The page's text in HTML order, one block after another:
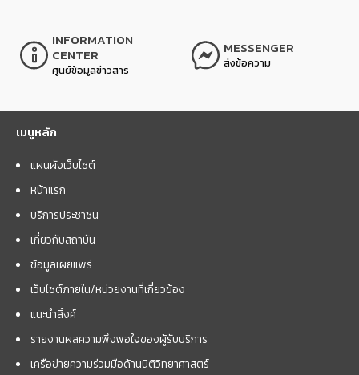
INFORMATION
CENTER
ศูนย์ข้อมูลข่าวสาร
MESSENGER
ส่งข้อความ
เมนูหลัก
แผนผังเว็บไซต์
หน้าแรก
บริการประชาชน
เกี่ยวกับสถาบัน
ข้อมูลเผยแพร่
เว็บไซต์ภายใน/หน่วยงานที่เกี่ยวข้อง
แนะนำลิ้งค์
รายงานผลความพึงพอใจของผู้รับบริการ
เครือข่ายความร่วมมือด้านนิติวิทยาศาสตร์